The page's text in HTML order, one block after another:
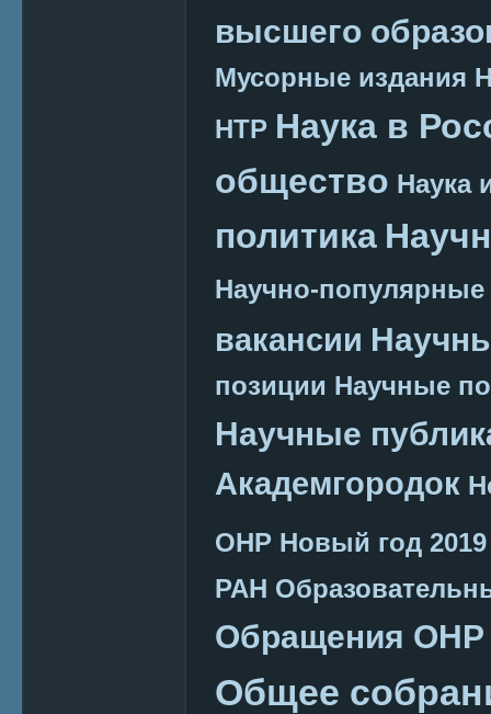
высшего
Мусорные издания
НТР Наука в
общество Наука
политика
Научно-
вакансии
позиции Научные
Научные
Академгородок
ОНР Новый год 2019
РАН
Обращения ОНР
Общее